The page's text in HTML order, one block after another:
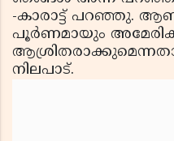
-കാരാട്ട് പറഞ്ഞു.
പൂര്‍ണമായും
നിലപാട്.